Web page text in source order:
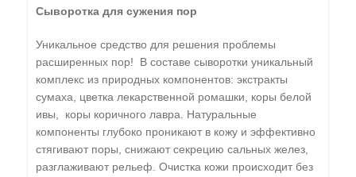
Сыворотка для сужения пор
Уникальное средство для решения проблемы
расширенных пор! В составе сыворотки уникальный
комплекс из природных компонентов: экстракты
сумаха, цветка лекарственной ромашки, коры белой
ивы, коры коричного лавра. Натуральные
компоненты глубоко проникают в кожу и эффективно
стягивают поры, снижают секрецию сальных желез,
разглаживают рельеф. Очистка кожи происходит без